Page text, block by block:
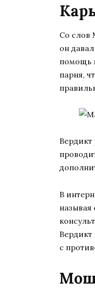
Со слов
он
помощь
парня,
В
Вердикт
с